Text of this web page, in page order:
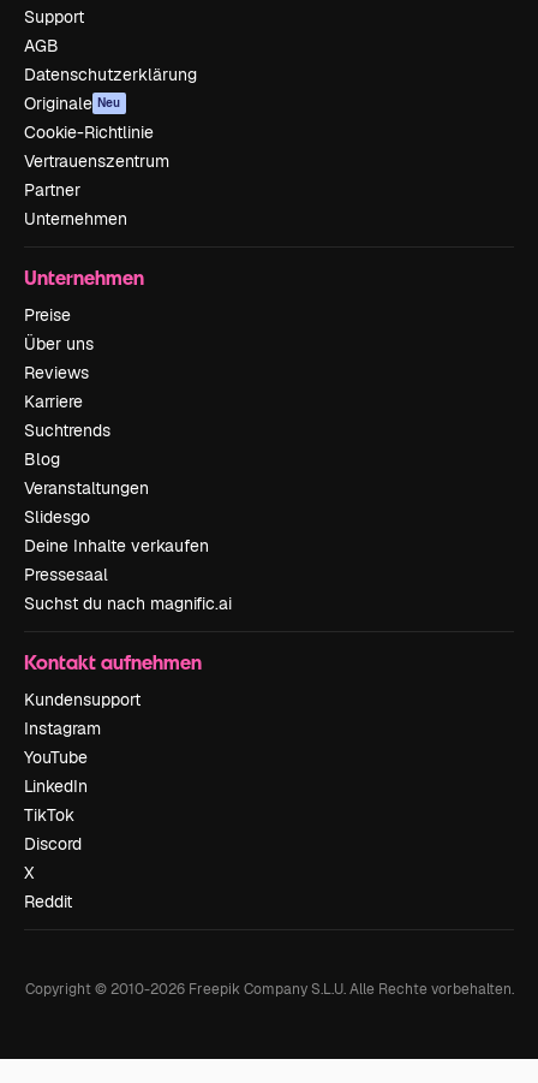
Support
AGB
Datenschutzerklärung
Originale Neu
Cookie-Richtlinie
Vertrauenszentrum
Partner
Unternehmen
Unternehmen
Preise
Über uns
Reviews
Karriere
Suchtrends
Blog
Veranstaltungen
Slidesgo
Deine Inhalte verkaufen
Pressesaal
Suchst du nach magnific.ai
Kontakt aufnehmen
Kundensupport
Instagram
YouTube
LinkedIn
TikTok
Discord
X
Reddit
Copyright © 2010-2026Freepik Company S.L.U. Alle Rechte vorbehalten.